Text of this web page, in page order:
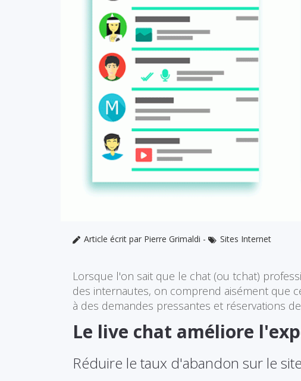
Article écrit par Pierre Grimaldi - Sites Internet
Lorsque l'on sait que le chat (ou tchat)
des internautes, on comprend aisément que
à des demandes pressantes et réservations
Le live chat améliore
Réduire le taux d'abandon sur le site